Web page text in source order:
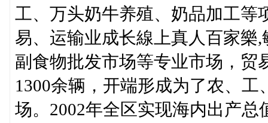
工、万头奶牛养殖、奶品加工等
易、运输业成长線上真人百家樂
副食物批发市场等专业市场，贸
1300余辆，开端形成为了农、
场。2002年全区实现海内出产总